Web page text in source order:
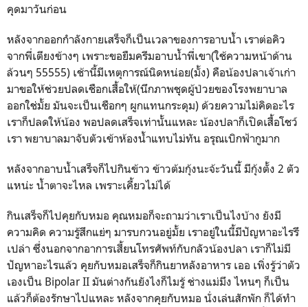
คุดมาวันก่อน
หลังจากออกกำลังกายเสร็จก็เป็นเวลาของการอาบน้ำ เราต่อคิว
จากพี่เตียงข้างๆ เพราะขอยืมครีมอาบน้ำพี่เขา(ใช้ความหน้าด้าน
ล้วนๆ 55555) เช้านี้มีเหตุการณ์นิดหน่อย(มั้ง) คือน้องปลาเจ้าเก่า
มาขอให้ช่วยปลดเชือกเสื้อให้(นึกภาพชุดผู้ป่วยของโรงพยาบาล
ออกใช่มั้ย มันจะเป็นเชือกๆ ผูกแทนกระดุม) ด้วยความไม่คิดอะไร
เราก็ปลดให้น้อง พอปลดเสร็จเท่านั้นแหละ น้องปลาก็เปิดเสื้อโชว์
เรา พยาบาลมาจับตัวเข้าห้องน้ำแทบไม่ทัน อรุณเบิกฟ้ากูมาก
หลังจากอาบน้ำเสร็จก็ไปกินข้าว ข้าวต้มกุ้งนะจ้ะวันนี้ มีกุ้งตั้ง 2 ตัว
แหน่ะ น้ำตาจะไหล เพราะเคี้ยวไม่ได้
กินเสร็จก็ไปคุยกับหมอ คุณหมอก็จะถามว่าเราเป็นไงบ้าง ยังมี
ความคิด ความรู้สึกแย่ๆ มารบกวนอยู่มั้ย เราอยู่ในนี้มีปัญหาอะไรรึ
เปล่า ซึ่งนอกจากอาการเสี้ยนโทรศัพท์กับกลัวน้องปลา เราก็ไม่มี
ปัญหาอะไรแล้ว คุยกับหมอเสร็จก็กินยาหลังอาหาร เออ เพิ่งรู้ว่าตัว
เองเป็น Bipolar II มันต่างกันยังไงก็ไมรู้ ช่างแม่มึง ไหนๆ ก็เป็น
แล้วก็ต้องรักษาไปแหละ หลังจากคุยกับหมอ นั่งเล่นสักพัก ก็ได้ทำ